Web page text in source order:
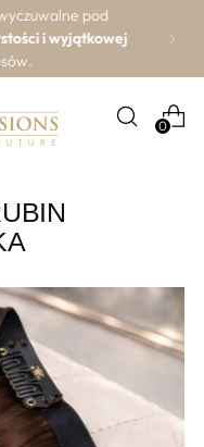
pod
i wyjątkowej
0